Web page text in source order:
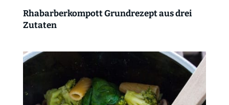
Rhabarberkompott Grundrezept aus drei
Zutaten